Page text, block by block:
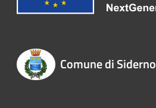
Comune di Siderno